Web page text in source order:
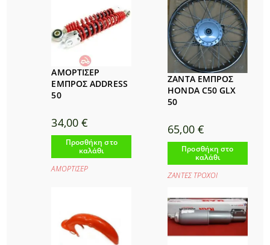
ΑΜΟΡΤΙΣΕΡ
ΕΜΠΡΟΣ ADDRESS
50
34,00€
Προσθήκη στο
καλάθι
ΑΜΟΡΤΙΣΕΡ
ΖΑΝΤΑ ΕΜΠΡΟΣ
HONDA C50 GLX
50
65,00 €
Προσθήκη στο
καλάθι
ΖΑΝΤΕΣ ΤΡΟΧΟΙ